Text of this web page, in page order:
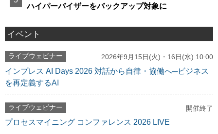
ハイパーバイザーをバックアップ対象に
イベント
ライブウェビナー 2026年9月15日(火)・16日(水) 10:00
インプレス AI Days 2026 対話から自律・協働へ─ビジネス
を再定義するAI
ライブウェビナー 開催終了
プロセスマイニング コンファレンス 2026 LIVE